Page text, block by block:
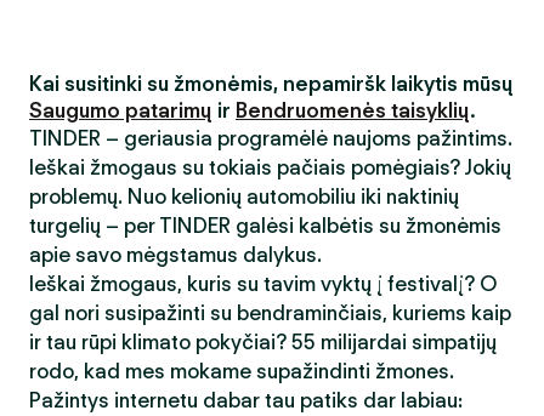
Kai susitinki su žmonėmis, nepamiršk laikytis mūsų
Saugumo patarimų ir Bendruomenės taisyklių.
TINDER – geriausia programėlė naujoms pažintims.
Ieškai žmogaus su tokiais pačiais pomėgiais? Jokių
problemų. Nuo kelionių automobiliu iki naktinių
turgelių – per TINDER galėsi kalbėtis su žmonėmis
apie savo mėgstamus dalykus.
Ieškai žmogaus, kuris su tavim vyktų į festivalį? O
gal nori susipažinti su bendraminčiais, kuriems kaip
ir tau rūpi klimato pokyčiai? 55 milijardai simpatijų
rodo, kad mes mokame supažindinti žmones.
Pažintys internetu dabar tau patiks dar labiau: